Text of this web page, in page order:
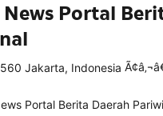
News Portal
Jakarta, Indonesia